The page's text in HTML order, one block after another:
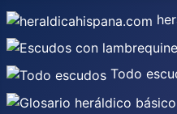
Todo